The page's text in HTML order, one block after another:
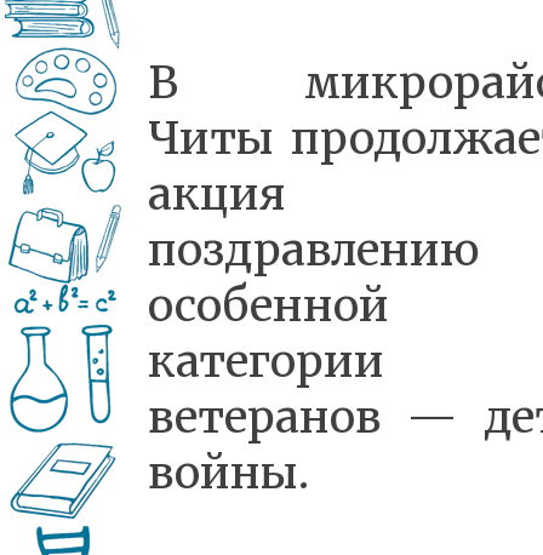
В
Читы
акция
поздравлению
особенной
категории
ветеранов —
войны.